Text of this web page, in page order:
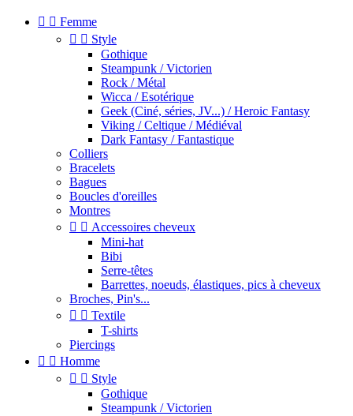
  Femme
  Style
Gothique
Steampunk / Victorien
Rock / Métal
Wicca / Esotérique
Geek (Ciné, séries, JV...) / Heroic Fantasy
Viking / Celtique / Médiéval
Dark Fantasy / Fantastique
Colliers
Bracelets
Bagues
Boucles d'oreilles
Montres
  Accessoires cheveux
Mini-hat
Bibi
Serre-têtes
Barrettes, noeuds, élastiques, pics à cheveux
Broches, Pin's...
  Textile
T-shirts
Piercings
  Homme
  Style
Gothique
Steampunk / Victorien